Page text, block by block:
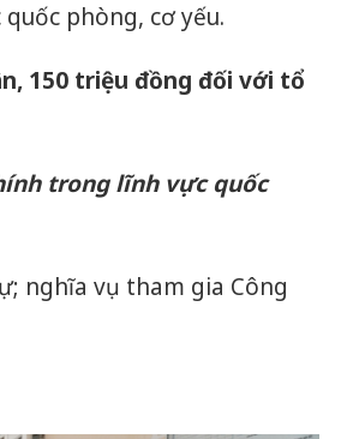
phòng, cơ yếu.
150 triệu đồng đối với tổ
trong lĩnh vực quốc
nghĩa vụ tham gia Công